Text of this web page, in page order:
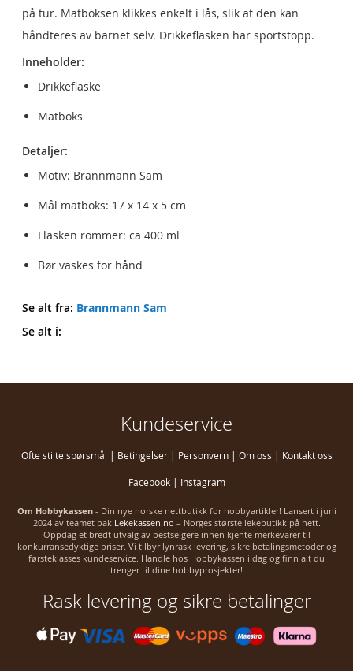
på tur. Matboksen klikkes enkelt i lås, slik at den kan
håndteres av barnet selv. Drikkeflasken har sportstopp.
Inneholder:
Drikkeflaske
Matboks
Detaljer:
Motiv: Brannmann Sam
Mål matboks: 17 x 14 x 5 cm
Flasken rommer: ca 400 ml
Bør vaskes for hånd
Se alt fra: Brannmann Sam
Se alt i:
Kundeservice
Ofte stilte spørsmål | Betingelser| Personvern | Om oss | Kontakt oss
Facebook| Instagram
Om Hobbykassen- Din nye norske nettbutikk for hobbyartikler! Lansert i juni
2024 av teamet bak Lekekassen.no – Norges største lekebutikk på nett.
Oppdag et bredt utvalg av bestselgere innen kjente merkevarer til
konkurransedyktige priser. Vi tilbyr lynrask levering, sikre betalingsmetoder og
førsteklasses kundeservice. Handle hos Hobbykassen i dag og finn alt du
trenger til dine hobbyprosjekter!
Rask levering og sikre betalinger